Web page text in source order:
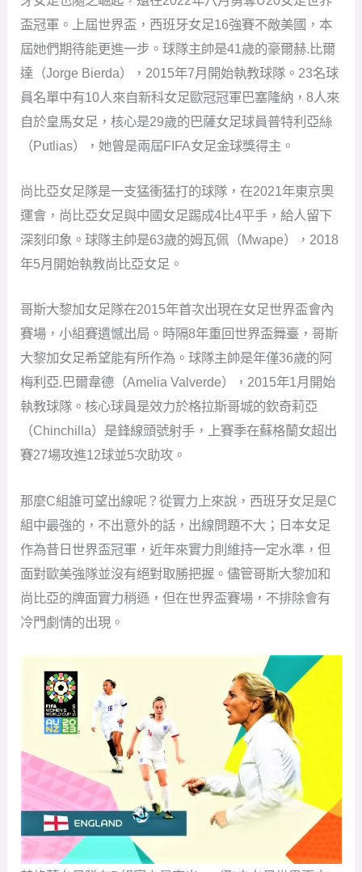
尚比亞女足隊是一支猛衝猛打的球隊，在2021年東京奧
運會，尚比亞女足與中國女足踢成4比4平手，給人留下
深刻印象。球隊主帥是63歲的姆瓦佩（Mwape），2018
年5月開始執教尚比亞女足。
哥斯大黎加女足隊在2015年首次出現在女足世界盃會內
賽場，小組賽遺憾出局。時隔8年重回世界盃舞臺，哥斯
大黎加女足希望能有所作為。球隊主帥是年僅36歲的阿
梅利亞.巴爾韋德（Amelia Valverde），2015年1月開始
那麼C組誰可望出線呢？從實力上來說，西班牙女足是C
組中最強的，不出意外的話，出線問題不大；日本女足
作為昔日世界盃冠軍，近年來實力則維持一定水準，但
面對歐美強隊並沒有絕對取勝把握。儘管哥斯大黎加和
冷門劇情的出現。
英格蘭女足隊在D組實力最突出。（取自女足世界盃文
接著看D組球隊的情況如何。英格蘭女足隊已是一支世界
勁旅，也是本屆世界盃的奪冠熱門之一。她們去年奪得